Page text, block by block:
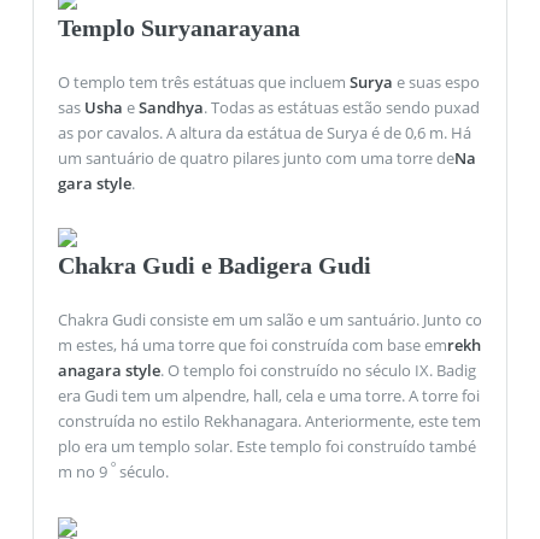
Templo Suryanarayana
O templo tem três estátuas que incluem Surya e suas espo
sas Usha eSandhya. Todas as estátuas estão sendo puxad
as por cavalos. A altura da estátua de Surya é de 0,6 m. Há
um santuário de quatro pilares junto com uma torre deNa
gara style.
Chakra Gudi e Badigera Gudi
Chakra Gudi consiste em um salão e um santuário. Junto co
m estes, há uma torre que foi construída com base emrekh
anagara style. O templo foi construído no século IX. Badig
era Gudi tem um alpendre, hall, cela e uma torre. A torre foi
construída no estilo Rekhanagara. Anteriormente, este tem
plo era um templo solar. Este templo foi construído també
m no 9 ºséculo.